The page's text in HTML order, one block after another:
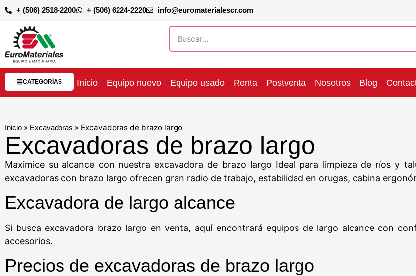
+ (506) 2518-2200 + (506) 6224-2220 info@euromaterialescr.com
CATEGORÍAS Inicio Equipo nuevo Equipo usado Renta Postventa Nosotros Blog
Inicio » Excavadoras » Excavadoras de brazo largo
Excavadoras de brazo largo
Maximice su alcance con nuestra excavadora de brazo largo Ideal para limpieza de ríos y
excavadoras con brazo largo ofrecen gran radio de trabajo, estabilidad en orugas, cabina
Excavadora de largo alcance
Si busca excavadora brazo largo en venta, aquí encontrará equipos de largo alcance con
accesorios.
Precios de excavadoras de brazo largo